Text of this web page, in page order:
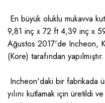
En büyük oluklu mukavva
9,81 inç x 72 ft 4,39 inç x
Ağustos 2017'de Incheon,
(Kore) tarafından
Incheon'daki bir fabrikada
yılını kutlamak için üretildi